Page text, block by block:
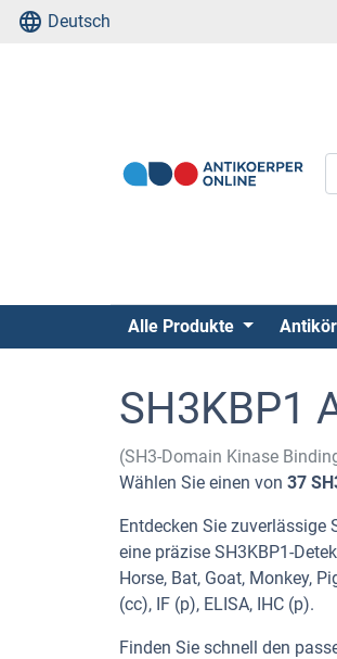
Deutsch
Alle Produkte
SH3KBP1
(SH3-Domain Kinase
Wählen Sie einen von 37
Entdecken Sie
eine präzise SH3KBP1-
Horse, Bat, Goat, Monkey,
(cc), IF (p), ELISA, IHC (p).
Finden Sie schnell den